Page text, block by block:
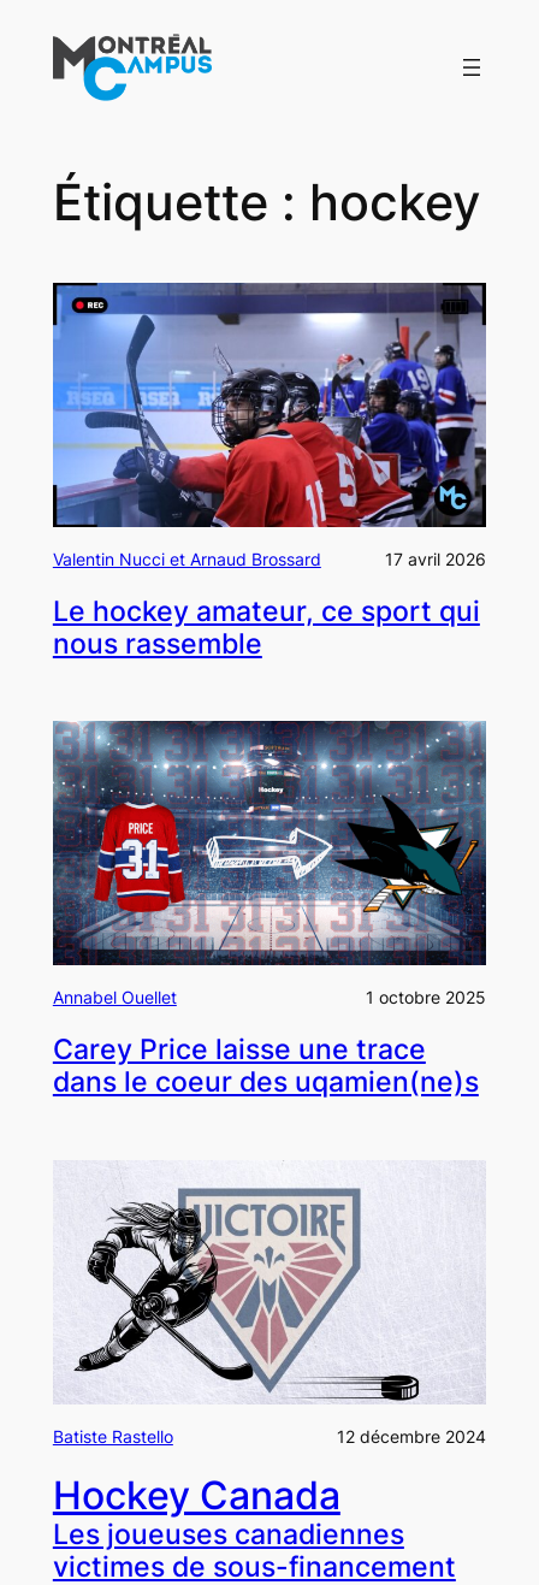
contenu
Étiquette : hockey
Valentin Nucci et Arnaud Brossard 17 avril 2026
Le hockey amateur, ce sport qui
nous rassemble
Annabel Ouellet 1 octobre 2025
Carey Price laisse une trace
dans le coeur des uqamien(ne)s
Batiste Rastello 12 décembre 2024
Hockey Canada
Les joueuses canadiennes
victimes de sous-financement